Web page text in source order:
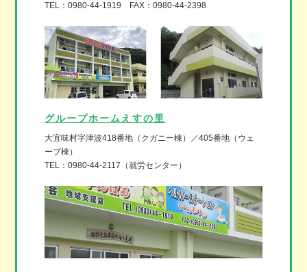
TEL：0980-44-1919 FAX：0980-44-2398
グループホームえすの里
大宜味村字津波418番地（クガニー棟）／405番地（ウェ
ーブ棟）
TEL：0980-44-2117（就労センター）